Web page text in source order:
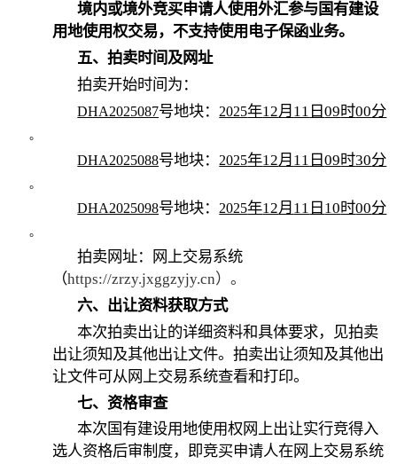
境内或境外竞买申请人使用外汇参与国有建设
用地使用权交易，不支持使用电子保函业务。
五、拍卖时间及网址
拍卖开始时间为：
DHA2025087号地块： 2025年12月 11 日09时00分
。
DHA2025088号地块： 2025年12月 11 日09时30分
。
DHA2025098号地块：2025年12月 11 日 10时00分
。
拍卖网址：网上交易系统
（https://zrzy.jxggzyjy.cn）。
六、出让资料获取方式
本次拍卖出让的详细资料和具体要求，见拍卖
出让须知及其他出让文件。拍卖出让须知及其他出
让文件可从网上交易系统查看和打印。
七、资格审查
本次国有建设用地使用权网上出让实行竞得入
选人资格后审制度，即竞买申请人在网上交易系统